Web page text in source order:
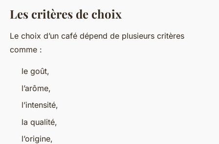
Les critères de choix
Le choix d’un café dépend de plusieurs critères
comme :
le goût,
l’arôme,
l’intensité,
la qualité,
l’origine,